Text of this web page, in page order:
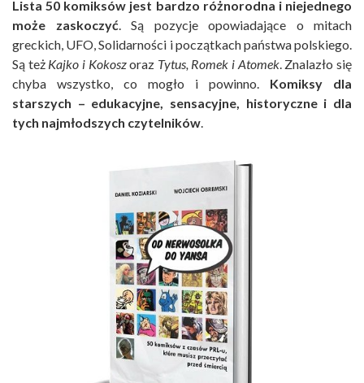
Lista 50 komiksów jest bardzo różnorodna i niejednego
może zaskoczyć. Są pozycje opowiadające o mitach
greckich, UFO, Solidarności i początkach państwa polskiego.
Są też Kajko i Kokoszoraz Tytus, Romek i Atomek. Znalazło się
chyba wszystko, co mogło i powinno. Komiksy dla
starszych – edukacyjne, sensacyjne, historyczne i dla
tych najmłodszych czytelników.